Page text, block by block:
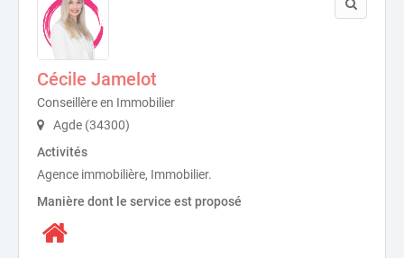
Cécile Jamelot
Conseillère en Immobilier
Agde (34300)
Activités
Agence immobilière, Immobilier.
Manière dont le service est proposé